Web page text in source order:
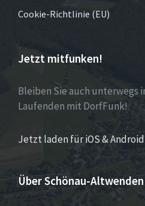
Cookie-Richtlinie (EU)
Jetzt mitfunken!
Bleiben Sie auch unterwegs
Laufenden mit DorfFunk!
Jetzt laden für iOS & Android
Über Schönau-Altwenden